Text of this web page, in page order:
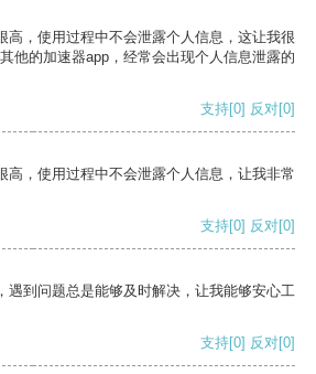
高，使用过程中不会泄露个人信息，这让我很
他的加速器app，经常会出现个人信息泄露的
支持[0] 反对[0]
高，使用过程中不会泄露个人信息，让我非常
支持[0] 反对[0]
遇到问题总是能够及时解决，让我能够安心工
支持[0] 反对[0]